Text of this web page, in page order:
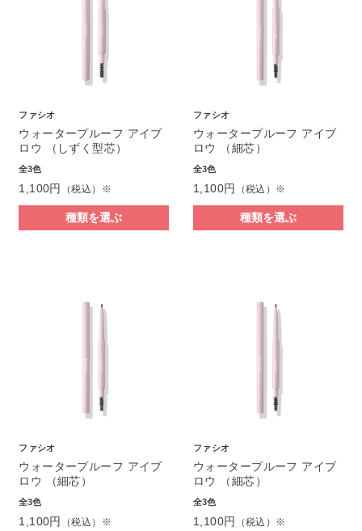
ファシオ
ウォータープルーフ アイブ
ロウ （しずく型芯）
全3色
1,100円 （税込）※
種類を選ぶ
ファシオ
ウォータープルーフ アイブ
ロウ （細芯）
全3色
1,100円 （税込）※
種類を選ぶ
ファシオ
ウォータープルーフ アイブ
ロウ （細芯）
全3色
1,100円 （税込）※
ファシオ
ウォータープルーフ アイブ
ロウ （細芯）
全3色
1,100円 （税込）※